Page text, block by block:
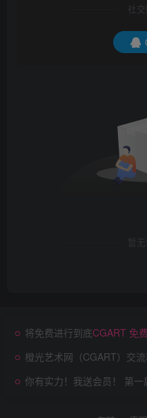
社
暂无
将免费进行到底CGART 免
橙光艺术网（CGART）交
你有实力！我送会员！ 第